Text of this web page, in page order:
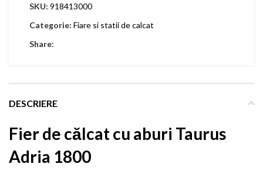
SKU: 918413000
Categorie: Fiare si statii de calcat
Share:
DESCRIERE
Fier de călcat cu aburi Taurus
Adria 1800